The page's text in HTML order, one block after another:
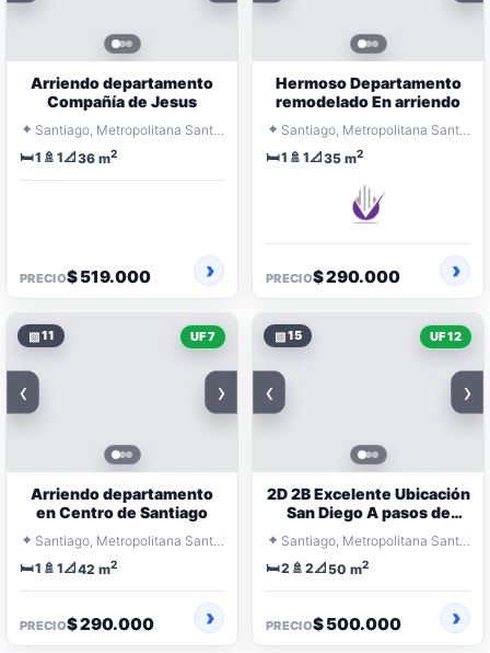
Arriendo departamento
Compañía de Jesus
⌖
Santiago, Metropolitana Santiago
🛏️1 🚿 1📐36 m2
PRECIO$ 519.000
Hermoso Departamento
remodelado En arriendo
⌖
Santiago, Metropolitana Santiago
🛏️1 🚿 1📐35 m2
PRECIO$ 290.000
▧11 UF 7
‹ ›
Arriendo departamento
en Centro de Santiago
⌖
Santiago, Metropolitana Santiago
🛏️1 🚿 1📐42 m2
PRECIO$ 290.000
▧15 UF 12
‹ ›
2D 2B Excelente Ubicación
San Diego A pasos de
⌖ Santiago, Metropolitana Santiago
🛏️2 🚿 2📐50 m2
PRECIO$ 500.000